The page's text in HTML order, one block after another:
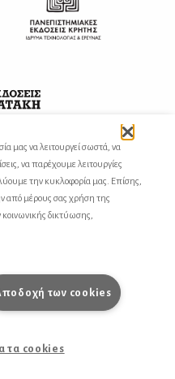
, 92
την αιγίδα
μας να λειτουργεί σωστά, να
να παρέχουμε λειτουργίες
την κυκλοφορία μας. Επίσης,
από μέρους σας χρήση της
δικτύωσης,
των cookies
τα cookies